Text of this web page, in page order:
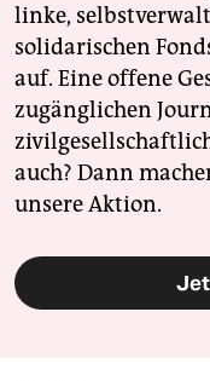
linke,
solidarischen
auf. Eine offene
zugänglichen
auch? Dann
unsere Aktion.